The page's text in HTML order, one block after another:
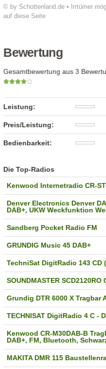
© by Schottenland.de • Irrtümer
auf diese Seite
Bewertung
Gesamtbewertung aus 3
Leistung:
Preis/Leistung:
Bedienbarkeit:
Die Top-Radios
Kenwood Internetradio CR-
Denver Electronics Denver
DAB+, UKW Weckfunktion
Sandberg Pocket Radio FM
GRUNDIG Music 45 DAB+
TechniSat DigitRadio 143 CD
SOUNDMASTER
Grundig DTR 6000 X Tragbar
TECHNISAT DigitRadio 4 C -
Kenwood CR-M30DAB-B
DAB+, FM, Bluetooth,
MAKITA DMR 115